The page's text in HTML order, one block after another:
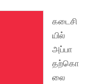
கடைசி
யில்
அப்பா
தற்கொ
லை